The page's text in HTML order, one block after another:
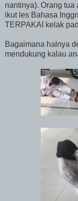
nantinya). Orang
ikut les Bahasa
TERPAKAI kelak
Bagaimana halnya
mendukung kalau